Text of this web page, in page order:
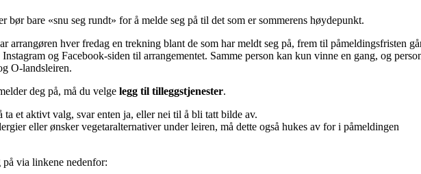
bør bare «snu seg rundt» for å melde seg på til det som er sommerens høydepunkt.
arrangøren hver fredag en trekning blant de som har meldt seg på, frem til påmeldingsfristen
og Facebook-siden til arrangementet. Samme person kan kun vinne en gang, og
O-landsleiren.
deg på, må du velge legg til tilleggstjenester.
et aktivt valg, svar enten ja, eller nei til å bli tatt bilde av.
eller ønsker vegetaralternativer under leiren, må dette også hukes av for i påmeldingen
via linkene nedenfor: